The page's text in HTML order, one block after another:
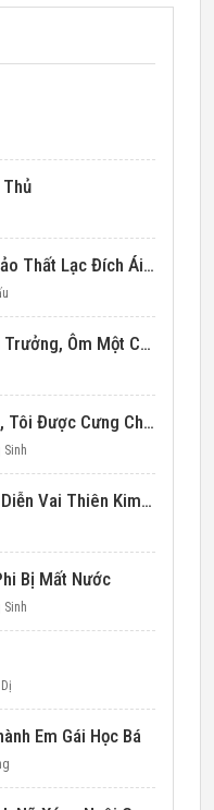
Thủ
Độ Thiệu Hoa - Tầm Trảo Thất Lạc Đích Ái Tình
Thập Niên 80: Này Thủ Trưởng, Ôm Một Cái Đi!
Thay Chị Vào Hào Môn, Tôi Được Cưng Chiều Hết Mực (Thập Niên 90)
Đại Lão Trở Về, Không Diễn Vai Thiên Kim Giả Nữa
Bị Mất Nước
Em Gái Học Bá